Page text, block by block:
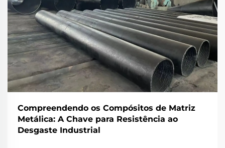
Compreendendo os Compósitos de Matriz
Metálica: A Chave para Resistência ao
Desgaste Industrial